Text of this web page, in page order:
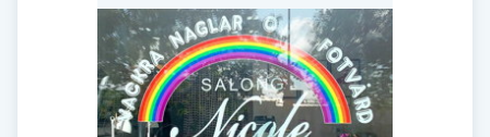
Fransförlängning
Fransförlängning Megavolym